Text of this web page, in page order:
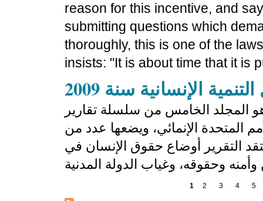
reason for this incentive, and
submitting questions which
thoroughly, this is one of the
insists: "It is about time that it is
الإنسانية سنة 2009
المجلد الخامس من سلسلة تقارير
المتحدة الإنمائي، ويضعها عدد من
التقرير أوضاع حقوق الإنسان في
1 2 3 4 5